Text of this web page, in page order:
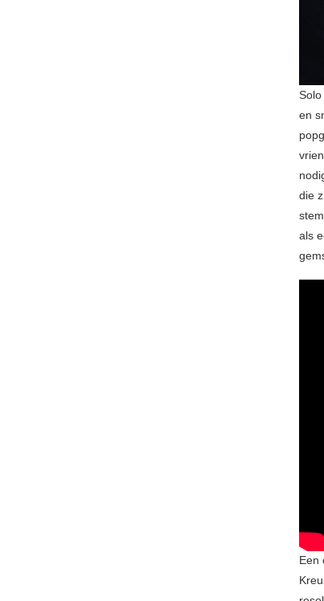
en
die
als
Een